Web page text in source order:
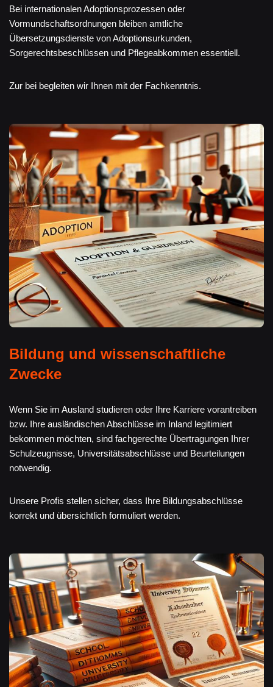
Bei internationalen Adoptionsprozessen oder
Vormundschaftsordnungen bleiben amtliche
Übersetzungsdienste von Adoptionsurkunden,
Sorgerechtsbeschlüssen und Pflegeabkommen essentiell.
Zur bei begleiten wir Ihnen mit der Fachkenntnis.
Bildung und wissenschaftliche
Zwecke
Wenn Sie im Ausland studieren oder Ihre Karriere vorantreiben
bzw. Ihre ausländischen Abschlüsse im Inland legitimiert
bekommen möchten, sind fachgerechte Übertragungen Ihrer
Schulzeugnisse, Universitätsabschlüsse und Beurteilungen
notwendig.
Unsere Profis stellen sicher, dass Ihre Bildungsabschlüsse
korrekt und übersichtlich formuliert werden.